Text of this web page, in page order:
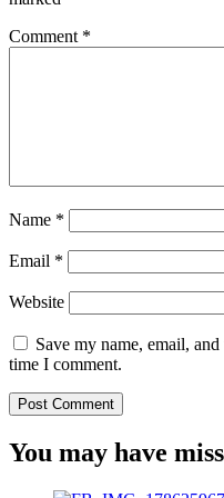
Comment *
Name *
Email *
Website
Save my name, email,
time I comment.
You may have